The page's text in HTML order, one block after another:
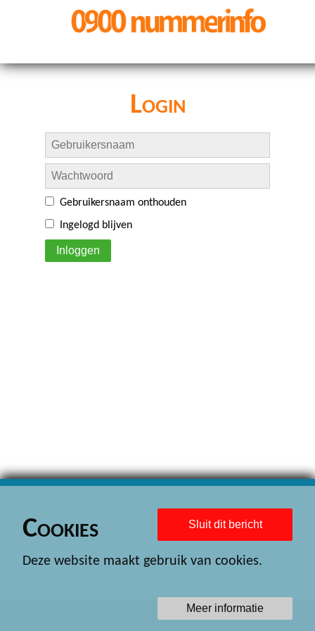
Login
Gebruikersnaam onthouden
Ingelogd blijven
Inloggen
Sluit dit bericht
Cookies
Deze website maakt gebruik van cookies.
Meer informatie